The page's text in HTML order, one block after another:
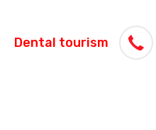
Dental tourism